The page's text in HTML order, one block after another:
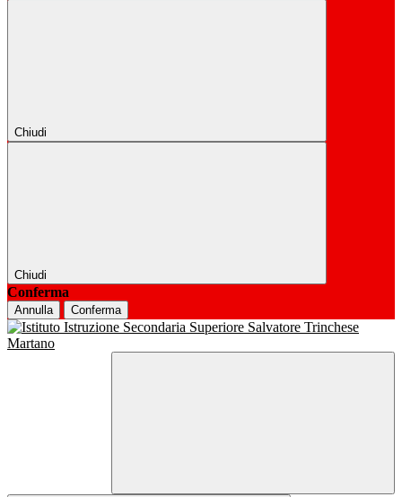
Chiudi
Chiudi
Conferma
Annulla Conferma